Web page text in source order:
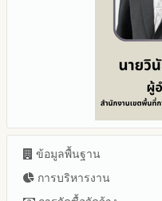
ข้อมูลพื้นฐาน
โครงสร้าง หน้าที่และอำน
การบริหารงาน